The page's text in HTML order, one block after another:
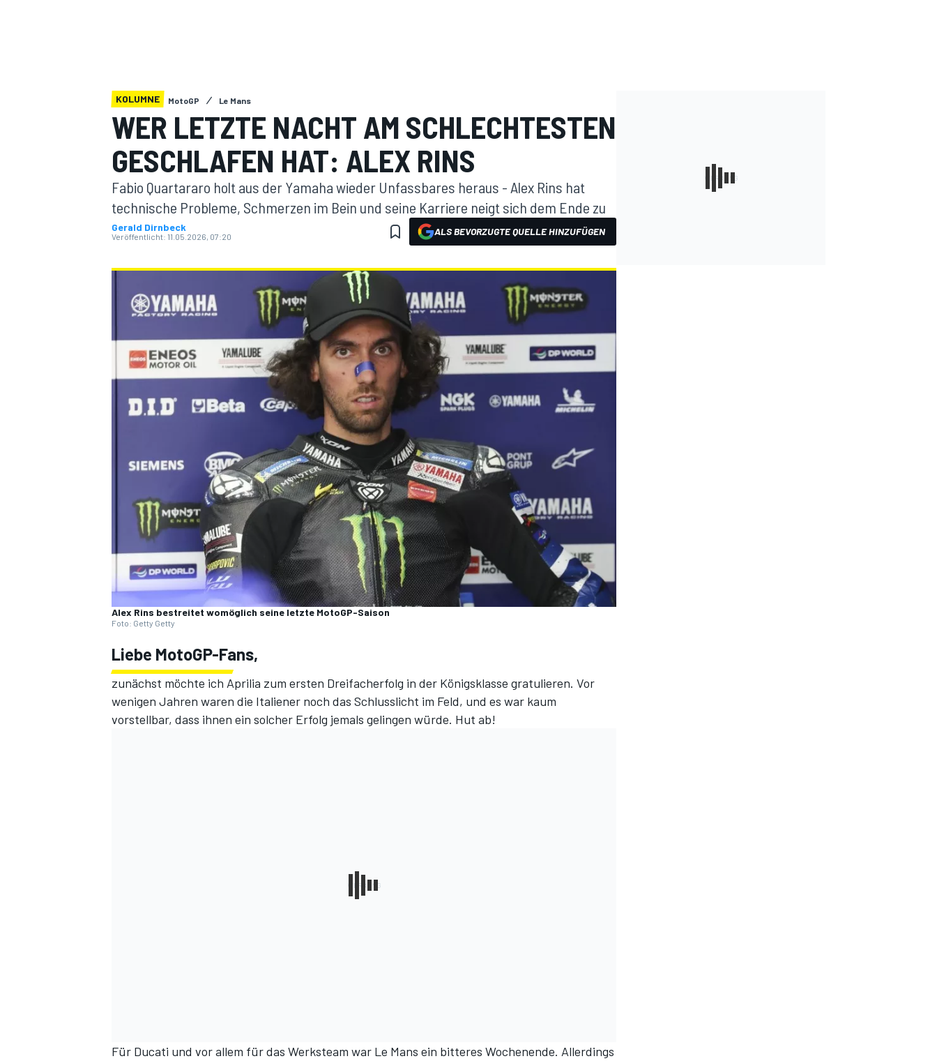
MOTOGP
DTM
KOLUMNE MotoGP Le Mans
WER LETZTE NACHT AM SCHLECHTESTEN
GESCHLAFEN HAT: ALEX RINS
Fabio Quartararo holt aus der Yamaha wieder Unfassbares heraus - Alex Rins hat
technische Probleme, Schmerzen im Bein und seine Karriere neigt sich dem Ende zu
Gerald Dirnbeck
Veröffentlicht: 11.05.2026, 07:20 ALS BEVORZUGTE QUELLE HINZUFÜGEN
Alex Rins bestreitet womöglich seine letzte MotoGP-Saison
Foto: Getty Getty
Liebe MotoGP-Fans,
zunächst möchte ich Aprilia zum ersten Dreifacherfolg in der Königsklasse gratulieren. Vor
wenigen Jahren waren die Italiener noch das Schlusslicht im Feld, und es war kaum
vorstellbar, dass ihnen ein solcher Erfolg jemals gelingen würde. Hut ab!
Für Ducati und vor allem für das Werksteam war Le Mans ein bitteres Wochenende. Allerdings